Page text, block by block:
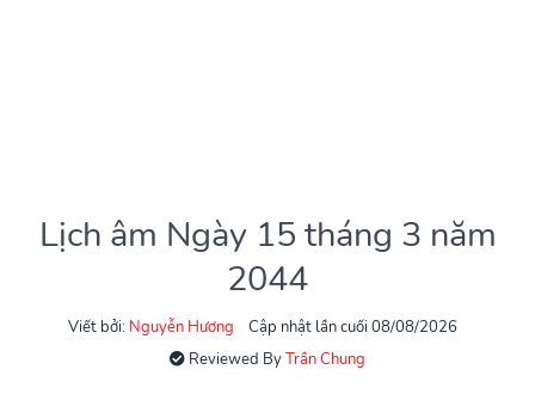
Lịch âm Ngày 15 tháng 3 năm
2044
Viết bởi: Nguyễn Hương
Cập nhật lần cuối 08/08/2026
Reviewed ByTrần Chung